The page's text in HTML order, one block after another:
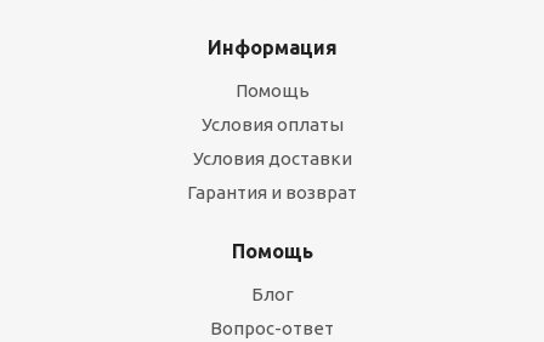
Информация
Помощь
Условия оплаты
Условия доставки
Гарантия и возврат
Помощь
Блог
Вопрос-ответ